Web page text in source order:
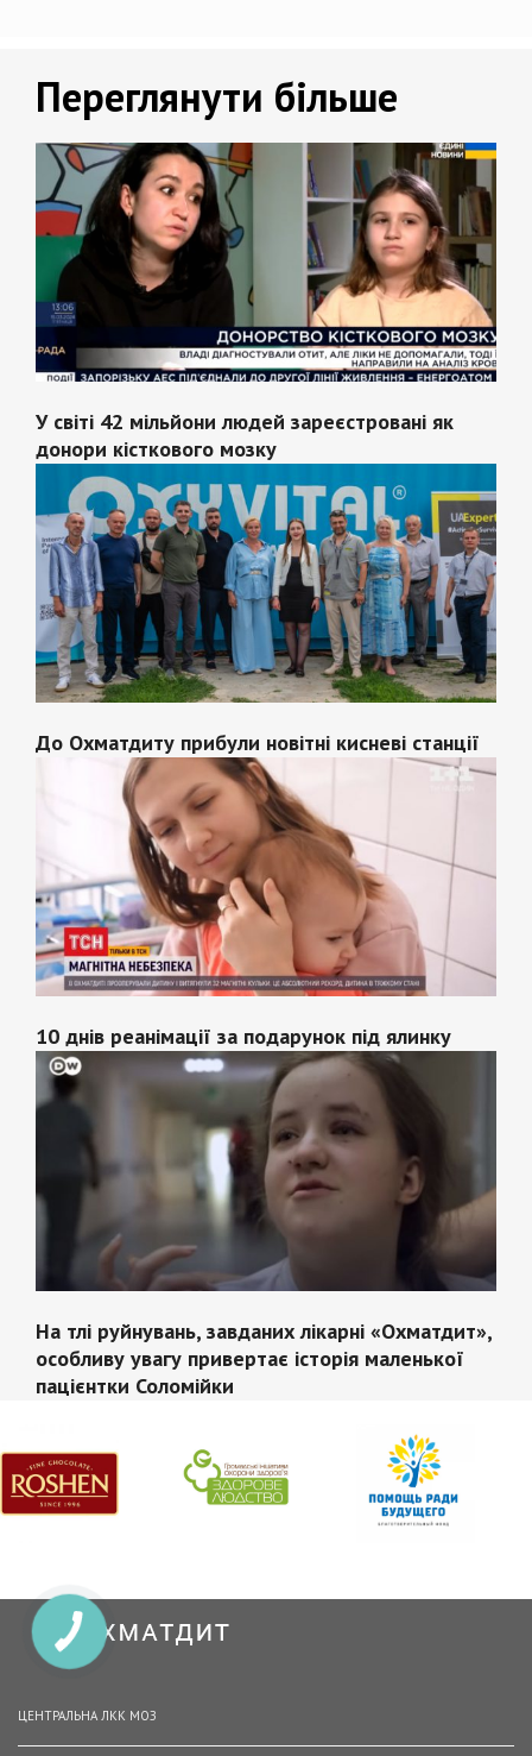
Переглянути більше
У світі 42 мільйони людей зареєстровані як
донори кісткового мозку
До Охматдиту прибули новітні кисневі станції
10 днів реанімації за подарунок під ялинку
На тлі руйнувань, завданих лікарні «Охматдит»,
особливу увагу привертає історія маленької
пацієнтки Соломійки
ЦЕНТРАЛЬНА ЛКК МОЗ